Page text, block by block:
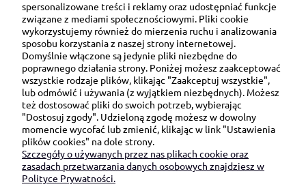
Ul. Brukowa 6/8 lok. 57/58
91-341 Łódź
NIP: 6751510615
SKONTAKTUJ SIĘ Z NAMI:
sklep@be-happygifts.com
+48 690 172 872
(pon-pt 9:00 - 15:30)
spersonalizowane treści i reklamy oraz udostępniać funkcje
związane z mediami społecznościowymi. Pliki cookie
wykorzystujemy również do mierzenia ruchu i analizowania
sposobu korzystania z naszej strony internetowej.
Domyślnie włączone są jedynie pliki niezbędne do
poprawnego działania strony. Poniżej możesz zaakceptować
wszystkie rodzaje plików, klikając "Zaakceptuj wszystkie",
lub odmówić i używania (z wyjątkiem niezbędnych). Możesz
też dostosować pliki do swoich potrzeb, wybierając
"Dostosuj zgody". Udzieloną zgodę możesz w dowolny
momencie wycofać lub zmienić, klikając w link "Ustawienia
plików cookies" na dole strony.
Szczegóły o używanych przez nas plikach cookie oraz
zasadach przetwarzania danych osobowych znajdziesz w
Polityce Prywatności.